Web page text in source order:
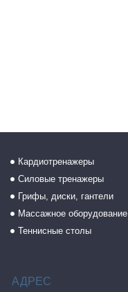
Кардиотренажеры
Силовые тренажеры
Грифы, диски, гантели
Массажное оборудование
Теннисные столы